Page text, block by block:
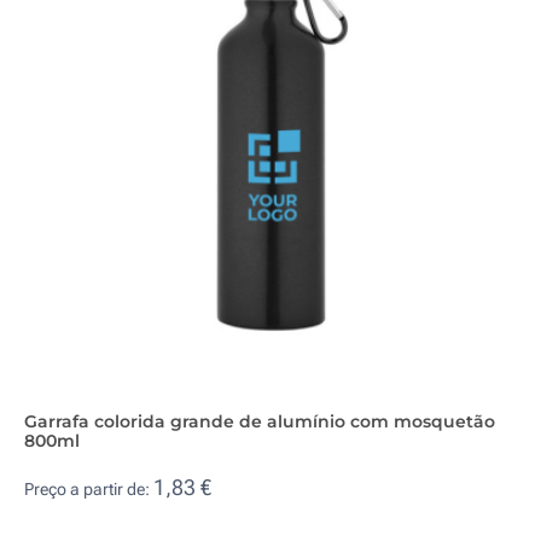
Garrafa colorida grande de alumínio com mosquetão
800ml
Preço a partir de: 1,83 €